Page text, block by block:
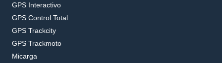
GPS Interactivo
GPS Control Total
GPS Trackcity
GPS Trackmoto
Micarga